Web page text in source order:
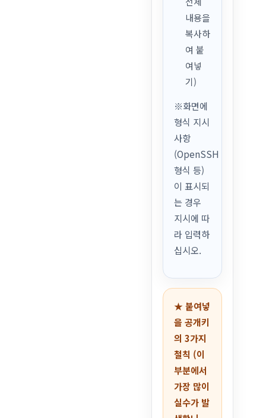
내용을
복사하
여 붙
여넣
기)
※화면에
형식 지시
사항
(OpenSSH
형식 등)
이 표시되
는 경우
지시에 따
라 입력하
십시오.
★ 붙여넣
을 공개키
의 3가지
철칙 (이
부분에서
가장 많이
실수가 발